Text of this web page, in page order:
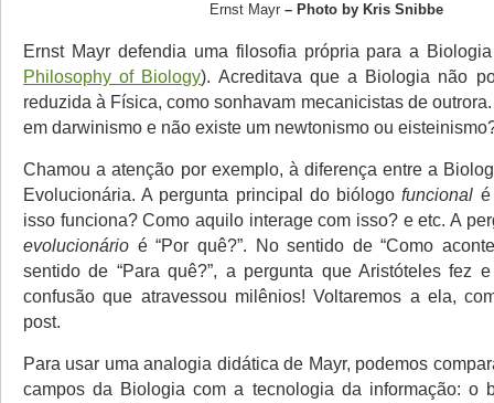
Ernst Mayr– Photo by Kris Snibbe
Ernst Mayr defendia uma filosofia própria para a
Philosophy of Biology). Acreditava que a Biologia não
reduzida à Física, como sonhavam mecanicistas de
em darwinismo e não existe um newtonismo ou
Chamou a atenção por exemplo, à diferença entre a
Evolucionária. A pergunta principal do biólogofuncional é
isso funciona? Como aquilo interage com isso? e etc. A
evolucionário é “Por quê?”. No sentido de “Como
sentido de “Para quê?”, a pergunta que Aristóteles fez
confusão que atravessou milênios! Voltaremos a ela,
post.
Para usar uma analogia didática de Mayr, podemos
campos da Biologia com a tecnologia da informação: o